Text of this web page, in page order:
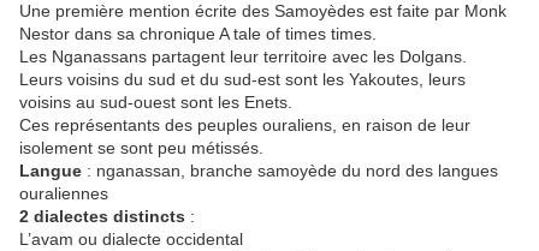
Une première mention écrite des Samoyèdes est faite par Monk
Nestor dans sa chronique A tale of times times.
Les Nganassans partagent leur territoire avec les Dolgans.
Leurs voisins du sud et du sud-est sont les Yakoutes, leurs
voisins au sud-ouest sont les Enets.
Ces représentants des peuples ouraliens, en raison de leur
isolement se sont peu métissés.
Langue : nganassan, branche samoyède du nord des langues
ouraliennes
2 dialectes distincts :
L’avam ou dialecte occidental